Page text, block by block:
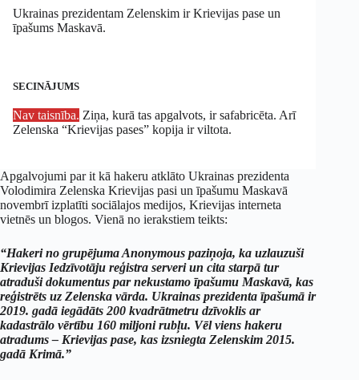
Ukrainas prezidentam Zelenskim ir Krievijas pase un
īpašums Maskavā.
SECINĀJUMS
Nav taisnība. Ziņa, kurā tas apgalvots, ir safabricēta. Arī
Zelenska “Krievijas pases” kopija ir viltota.
Apgalvojumi par it kā hakeru atklāto Ukrainas prezidenta
Volodimira Zelenska Krievijas pasi un īpašumu Maskavā
novembrī izplatīti sociālajos medijos, Krievijas interneta
vietnēs un blogos. Vienā no ierakstiem teikts:
“Hakeri no grupējuma Anonymous paziņoja, ka uzlauzuši
Krievijas Iedzīvotāju reģistra serveri un cita starpā tur
atraduši dokumentus par nekustamo īpašumu Maskavā, kas
reģistrēts uz Zelenska vārda. Ukrainas prezidenta īpašumā ir
2019. gadā iegādāts 200 kvadrātmetru dzīvoklis ar
kadastrālo vērtību 160 miljoni rubļu. Vēl viens hakeru
atradums – Krievijas pase, kas izsniegta Zelenskim 2015.
gadā Krimā.”